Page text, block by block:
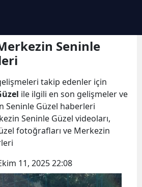
Seninle
takip edenler için
ile ilgili en son gelişmeler ve
Seninle Güzel haberleri
Seninle Güzel videoları,
fotoğrafları ve Merkezin
11, 2025 22:08